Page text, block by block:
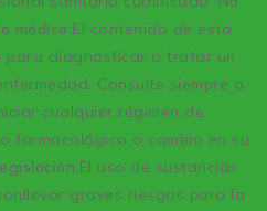
médico:El contenido de esta
para diagnosticar o tratar un
Consulte siempre a
cualquier régimen de
farmacológico o cambio en su
El uso de sustancias
graves riesgos para la